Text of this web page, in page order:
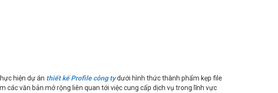
hiện dự án thiết kế Profile công tydưới hình thức thành phẩm kẹp file
các văn bản mở rộng liên quan tới việc cung cấp dịch vụ trong lĩnh vực